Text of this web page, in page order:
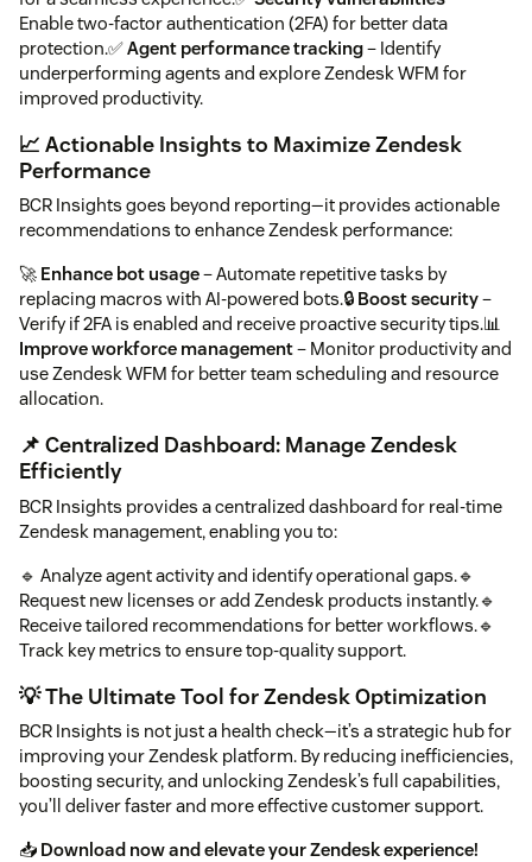
Enable two-factor authentication (2FA) for better data
protection.✅Agent performance tracking– Identify
underperforming agents and explore Zendesk WFM for
improved productivity.
📈 Actionable Insights to Maximize Zendesk
Performance
BCR Insights goes beyond reporting—it provides actionable
recommendations to enhance Zendesk performance:
🚀 Enhance bot usage– Automate repetitive tasks by
replacing macros with AI-powered bots.🔒 Boost security–
Verify if 2FA is enabled and receive proactive security tips.📊
Improve workforce management– Monitor productivity and
use Zendesk WFM for better team scheduling and resource
allocation.
📌 Centralized Dashboard: Manage Zendesk
Efficiently
BCR Insights provides a centralized dashboard for real-time
Zendesk management, enabling you to:
🔹 Analyze agent activity and identify operational gaps.🔹
Request new licenses or add Zendesk products instantly.🔹
Receive tailored recommendations for better workflows.🔹
Track key metrics to ensure top-quality support.
💡 The Ultimate Tool for Zendesk Optimization
BCR Insights is not just a health check—it’s a strategic hub for
improving your Zendesk platform. By reducing inefficiencies,
boosting security, and unlocking Zendesk’s full capabilities,
you’ll deliver faster and more effective customer support.
📥 Download now and elevate your Zendesk experience!